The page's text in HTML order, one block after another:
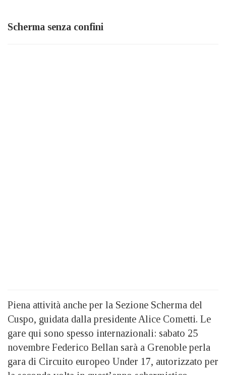
Scherma senza confini
Piena attività anche per la Sezione Scherma del
Cuspo, guidata dalla presidente Alice Cometti. Le
gare qui sono spesso internazionali: sabato 25
novembre Federico Bellan sarà a Grenoble perla
gara di Circuito europeo Under 17, autorizzato per